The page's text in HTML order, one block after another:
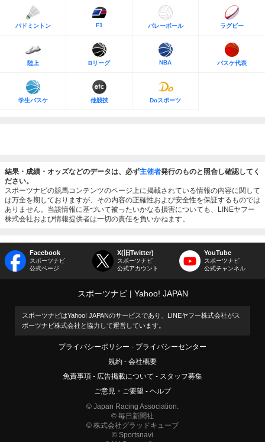
バドミントン F1 バレーボール ラグビー
陸上 Bリーグ NBA バスケ代表
学生バスケ 他競技 Doスポーツ
結果・成績・オッズなどのデータは、必ず主催者発行のものと照合し確認してく
ださい。
スポーツナビの競馬コンテンツのページ上に掲載されている情報の内容に関して
は万全を期しておりますが、その内容の正確性および安全性を保証するものでは
ありません。当該情報に基づいて被ったいかなる損害についても、LINEヤフー
株式会社および情報提供者は一切の責任を負いかねます。
Facebook
スポーツナビ
公式ページ
X(旧Twitter)
スポーツナビ
公式アカウント
YouTube
スポーツナビ
公式チャンネル
スポーツナビ Yahoo! JAPAN
スポーツナビはYahoo! JAPANのサービスであり、LINEヤフー株式会社がス
ポーツナビ株式会社と協力して運営しています。
プライバシーポリシー
プライバシーセンター
規約
会社概要
免責事項
広告掲載について
スタッフ募集
ご意見・ご要望
ヘルプ
© Japan Racing Association.
© 毎日新聞社
© 株式会社グラッドキューブ
© Sportsnavi